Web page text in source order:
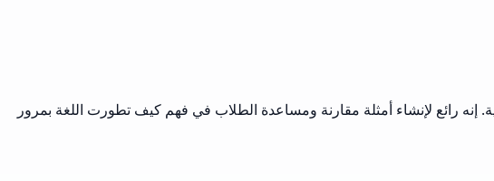
إنه رائع لإنشاء أمثلة مقارنة ومساعدة الطلاب في فهم كيف تطورت اللغة بمرور